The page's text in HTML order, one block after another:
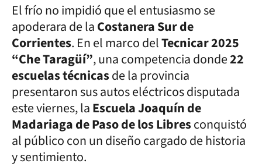
El frío no impidió que el entusiasmo se
apoderara de laCostanera Sur de
Corrientes. En el marco delTecnicar 2025
“Che Taragüí”, una competencia donde22
escuelas técnicasde la provincia
presentaron sus autos eléctricos disputada
este viernes, laEscuela Joaquín de
Madariaga de Paso de los Libresconquistó
al público con un diseño cargado de historia
y sentimiento.